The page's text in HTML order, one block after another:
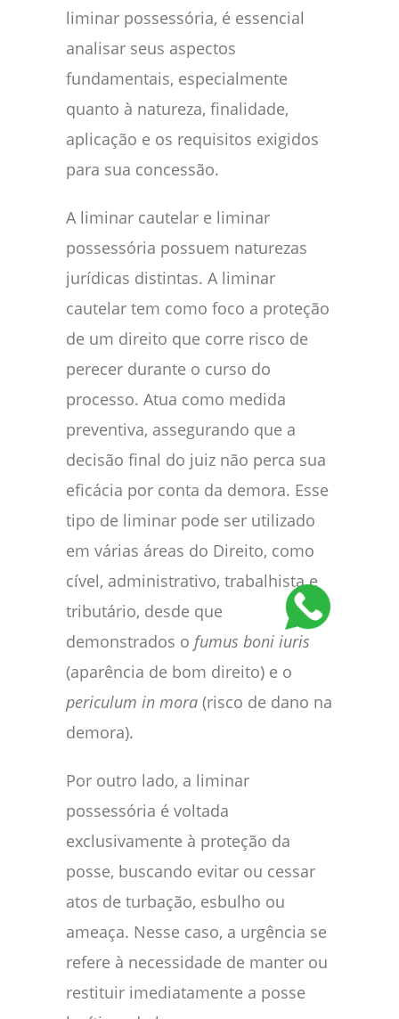
liminar possessória, é essencial
analisar seus aspectos
fundamentais, especialmente
quanto à natureza, finalidade,
aplicação e os requisitos exigidos
para sua concessão.
A liminar cautelar e liminar
possessória possuem naturezas
jurídicas distintas. A liminar
cautelar tem como foco a proteção
de um direito que corre risco de
perecer durante o curso do
processo. Atua como medida
preventiva, assegurando que a
decisão final do juiz não perca sua
eficácia por conta da demora. Esse
tipo de liminar pode ser utilizado
em várias áreas do Direito, como
cível, administrativo, trabalhista e
tributário, desde que
demonstrados o fumus boni iuris
(aparência de bom direito) e o
periculum in mora (risco de dano na
demora).
Por outro lado, a liminar
possessória é voltada
exclusivamente à proteção da
posse, buscando evitar ou cessar
atos de turbação, esbulho ou
ameaça. Nesse caso, a urgência se
refere à necessidade de manter ou
restituir imediatamente a posse